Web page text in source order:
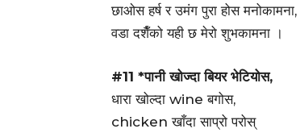
छाओस हर्ष र उमंग पुरा होस मनोकामना,
वडा दशैँको यही छ मेरो शुभकामना ।
#11 *पानी खोज्दा बियर भेटियोस,
धारा खोल्दा wine बगोस,
chicken खाँदा साप्रो परोस्